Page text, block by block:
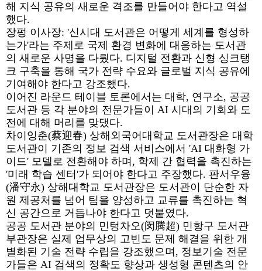
해 지식 공유의 새로운 격조를 만들어야 한다고 역설
했다.
장펑 이사장: '신시대 도서관은 어떻게 세계를 형성하
는가'라는 주제로 국제 환경 변화에 대응하는 도서관
의 새로운 사명을 다뤘다. 디지털 전환과 신형 싱크탱
크 구축을 통해 국가 전략 수요와 글로벌 지식 공유에
기여해야 한다고 강조했다.
이어진 라운드 테이블 토론에서는 대학, 연구소, 공공
도서관 등 각 분야의 전문가들이 AI 시대의 기회와 도
전에 대해 머리를 맞댔다.
차이잉춘(蔡迎春) 상해외국어대학교 도서관장은 대학
도서관이 기존의 정보 검색 서비스에서 'AI 대화형 가
이드' 모델로 전환해야 하며, 학제 간 협력을 촉진하는
'미래 학습 센터'가 되어야 한다고 주장했다. 판서우융
(潘守永) 상해대학교 도서관장은 도서관이 단순한 자
원 제공처를 넘어 팀을 양성하고 교류를 촉진하는 혁
신 공간으로 거듭나야 한다고 덧붙였다.
공공 도서관 분야의 민텅차오(闵腾超) 민항구 도서관
부관장은 실제 업무상의 고빈도 문제 해결을 위한 개
별화된 기술 전략 수립을 강조했으며, 정보기술 전문
가들은 AI 검색의 정확도 향상과 생성형 콘텐츠의 안